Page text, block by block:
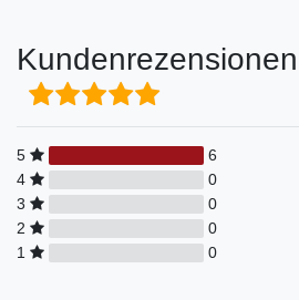
Kundenrezensionen
5
6
4
0
3
0
2
0
1
0